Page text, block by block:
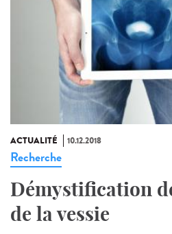
ACTUALITÉ 10.12.2018
Recherche
Démystification
de la vessie